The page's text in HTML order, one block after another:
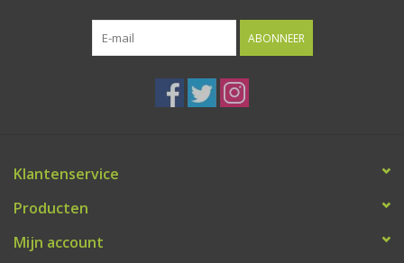
ABONNEER
Klantenservice
Producten
Mijn account